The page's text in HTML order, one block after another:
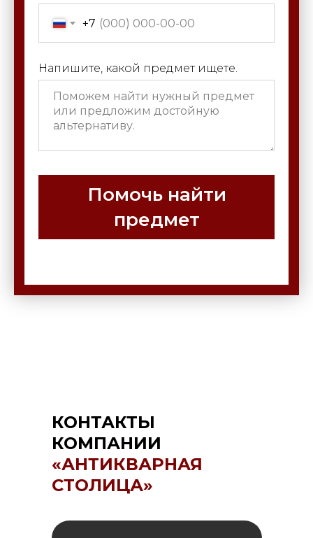
+7
Напишите, какой предмет ищете.
Помочь найти
предмет
КОНТАКТЫ
КОМПАНИИ
«АНТИКВАРНАЯ
СТОЛИЦА»